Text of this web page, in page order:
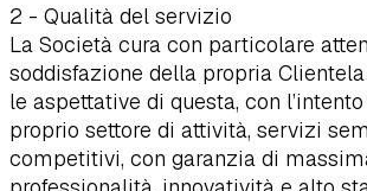
2 - Qualità del servizio
La Società cura con particolare
soddisfazione della propria
le aspettative di questa, con
proprio settore di attività, servizi
competitivi, con garanzia di